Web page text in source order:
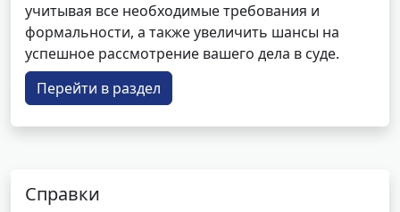
учитывая все необходимые требования и
формальности, а также увеличить шансы на
успешное рассмотрение вашего дела в суде.
Перейти в раздел
Справки